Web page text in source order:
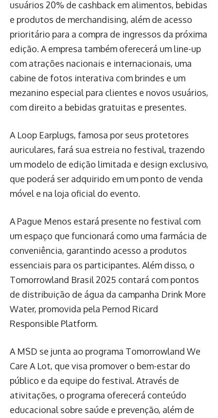
usuários 20% de cashback em alimentos, bebidas
e produtos de merchandising, além de acesso
prioritário para a compra de ingressos da próxima
edição. A empresa também oferecerá um line-up
com atrações nacionais e internacionais, uma
cabine de fotos interativa com brindes e um
mezanino especial para clientes e novos usuários,
com direito a bebidas gratuitas e presentes.
A Loop Earplugs, famosa por seus protetores
auriculares, fará sua estreia no festival, trazendo
um modelo de edição limitada e design exclusivo,
que poderá ser adquirido em um ponto de venda
móvel e na loja oficial do evento.
A Pague Menos estará presente no festival com
um espaço que funcionará como uma farmácia de
conveniência, garantindo acesso a produtos
essenciais para os participantes. Além disso, o
Tomorrowland Brasil 2025 contará com pontos
de distribuição de água da campanha Drink More
Water, promovida pela Pernod Ricard
Responsible Platform.
A MSD se junta ao programa Tomorrowland We
Care A Lot, que visa promover o bem-estar do
público e da equipe do festival. Através de
ativitações, o programa oferecerá conteúdo
educacional sobre saúde e prevenção, além de